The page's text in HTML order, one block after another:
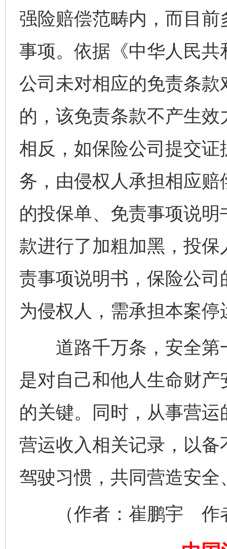
强险赔偿范畴内，而目
事项。依据《中华人民
公司未对相应的免责条
的，该免责条款不产生
相反，如保险公司提交
务，由侵权人承担相应
的投保单、免责事项说
款进行了加粗加黑，投
责事项说明书，保险公
为侵权人，需承担本案
道路千万条，安全第
是对自己和他人生命财
的关键。同时，从事营
营运收入相关记录，以
驾驶习惯，共同营造安
（作者：崔鹏宇 作者